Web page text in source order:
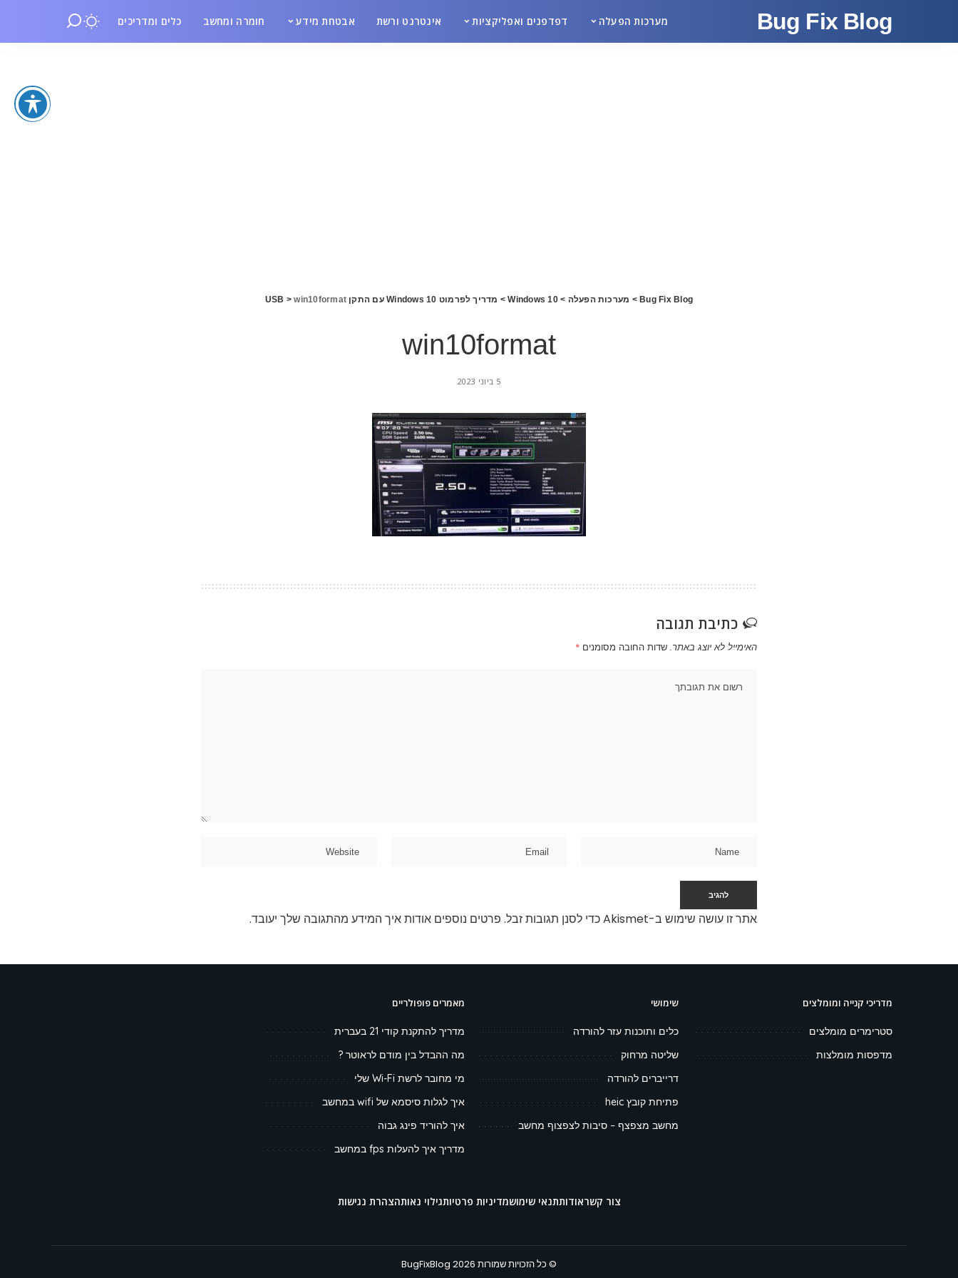
Bug Fix Blog מערכות הפעלה דפדפנים ואפליקציות אינטרנט ורשת אבטחת מידע חומרה ומחשב כלים ומדריכים
Bug Fix Blog
> מערכות הפעלה >
Windows 10
> מדריך לפרמוט Windows 10 עם התקן USB >win10format
win10format
5 ביוני 2023
כתיבת תגובה
האימייל לא יוצג באתר. שדות החובה מסומנים *
אתר זו עושה שימוש ב-Akismet כדי לסנן תגובות זבל. פרטים נוספים אודות איך המידע מהתגובה שלך יעובד.
מדריכי קנייה ומומלצים
סטרימרים מומלצים
מדפסות מומלצות
שימושי
כלים ותוכנות עזר להורדה
שליטה מרחוק
דרייברים להורדה
פתיחת קובץ heic
מחשב מצפצף – סיבות לצפצוף מחשב
מאמרים פופולריים
מדריך להתקנת קודי 21 בעברית
מה ההבדל בין מודם לראוטר ?
מי מחובר לרשת Wi-Fi שלי
איך לגלות סיסמא של wifi במחשב
איך להוריד פינג גבוה
מדריך איך להעלות fps במחשב
צור קשראודותתנאי שימושמדיניות פרטיותגילוי נאותהצהרת נגישות
© כל הזכויות שמורות BugFixBlog 2026